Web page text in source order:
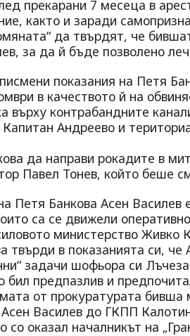
прекарани 7 месеца в
както и заради
да твърдят, че
за да й бъде позволено
показания на Петя
в качеството й на
върху контрабандните
Капитан Андреево и
да направи рокадите в
Павел Тонев, който беше
Петя Банкова Асен Василев
са се движели
министерство
твърди в показанията си, че
задачи шофьора си
бил предпазлив и
от прокуратурата
Василев до ГКПП
со оказал началникът на